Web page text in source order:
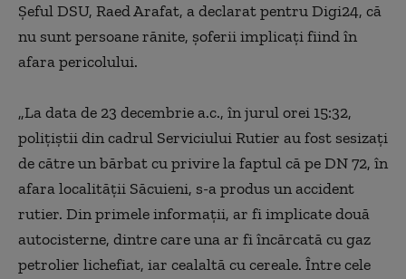
Şeful DSU, Raed Arafat, a declarat pentru Digi24, că
nu sunt persoane rănite, şoferii implicaţi fiind în
afara pericolului.
„La data de 23 decembrie a.c., în jurul orei 15:32,
poliţiştii din cadrul Serviciului Rutier au fost sesizaţi
de către un bărbat cu privire la faptul că pe DN 72, în
afara localităţii Săcuieni, s-a produs un accident
rutier. Din primele informaţii, ar fi implicate două
autocisterne, dintre care una ar fi încărcată cu gaz
petrolier lichefiat, iar cealaltă cu cereale. Între cele